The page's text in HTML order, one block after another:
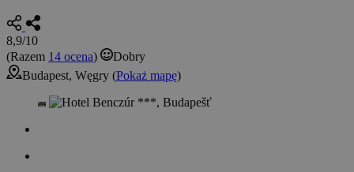
8,9/10
(Razem 14 ocena)
Dobry
Budapest, Węgry (Pokaż mapę)